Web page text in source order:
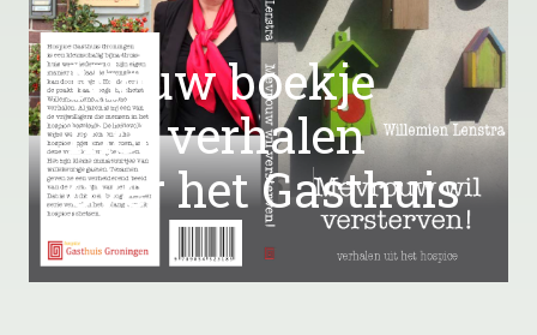
Nieuw boekje
met verhalen
over het Gasthuis